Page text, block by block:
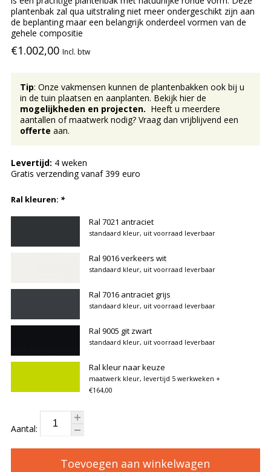
plantenbak zal qua uitstraling niet meer ondergeschikt zijn aan
de beplanting maar een belangrijk onderdeel vormen van de
gehele compositie
€1.002,00 Incl. btw
Tip: Onze vakmensen kunnen de plantenbakken ook bij u
in de tuin plaatsen en aanplanten. Bekijk hier de
mogelijkheden en projecten. Heeft u meerdere
aantallen of maatwerk nodig? Vraag dan vrijblijvend een
offerte aan.
Levertijd: 4 weken
Gratis verzending vanaf 399 euro
Ral kleuren: *
Ral 7021 antraciet
standaard kleur, uit voorraad leverbaar
Ral 9016 verkeers wit
standaard kleur, uit voorraad leverbaar
Ral 7016 antraciet grijs
standaard kleur, uit voorraad leverbaar
Ral 9005 git zwart
standaard kleur, uit voorraad leverbaar
Ral kleur naar keuze
maatwerk kleur, levertijd 5 werkweken +
€164,00
Aantal:
Toevoegen aan winkelwagen